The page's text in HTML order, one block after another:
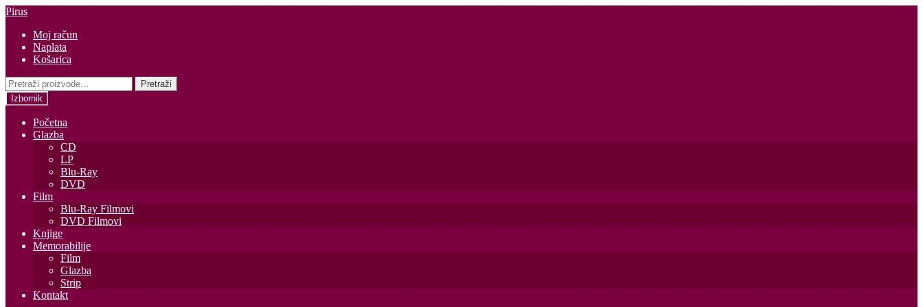
Preskoči
navigaciju
Skoči
sadržaja
Pirus
Moj račun
Naplata
Košarica
Pretraži:
Pretraži
Izbornik
Početna
Glazba
CD
LP
Blu-Ray
DVD
Film
Blu-Ray Filmovi
DVD Filmovi
Knjige
Memorabilije
Film
Glazba
Strip
Kontakt